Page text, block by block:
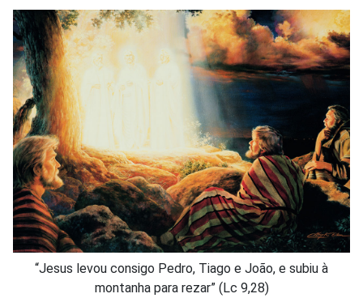
“Jesus levou consigo Pedro, Tiago e João, e subiu à
montanha para rezar” (Lc 9,28)